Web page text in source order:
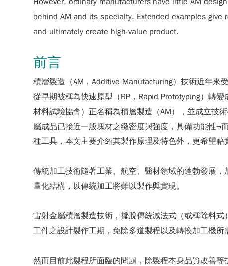
However, ordinary manufacturers have little AM
behind AM and its specialty. Extended examples
and ultimately create high-value product.
前言
積層製造（AM，Additive Manufacturing）技術近年來
從早期被稱為快速原型（RP，Rapid Prototyping）轉
材料試驗協會）正名稱為積層製造（AM），並成立技
屬成品已接近一般塊材之緻密度與強度，具備功能性¬
種工具，本文主要介紹其製作原理及特色外，更希望
傳統加工技術隨著工業、航空、醫材領域的蓬勃發展
量化結構，以傳統加工將難以製作與實現。
雷射金屬積層製造技術，擺脫傳統減法式（或稱除料
工件之設計製作工期，免除多道製程以及轉換加工機所
然而目前此製程所面臨的問題，除製程本身品質改善